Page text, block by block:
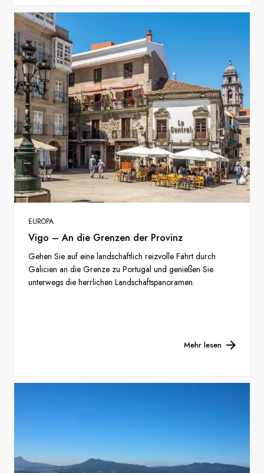
EUROPA
Vigo – An die Grenzen der Provinz
Gehen Sie auf eine landschaftlich reizvolle Fahrt durch
Galicien an die Grenze zu Portugal und genießen Sie
unterwegs die herrlichen Landschaftspanoramen.
Mehr lesen